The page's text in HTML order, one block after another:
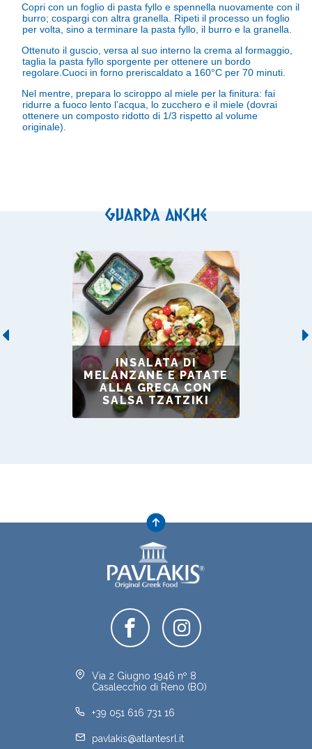
Copri con un foglio di pasta fyllo e spennella nuovamente con il
burro; cospargi con altra granella. Ripeti il processo un foglio
per volta, sino a terminare la pasta fyllo, il burro e la granella.
Ottenuto il guscio, versa al suo interno la crema al formaggio,
taglia la pasta fyllo sporgente per ottenere un bordo
regolare. Cuoci in forno preriscaldato a 160°C per 70 minuti.
Nel mentre, prepara lo sciroppo al miele per la finitura: fai
ridurre a fuoco lento l’acqua, lo zucchero e il miele (dovrai
ottenere un composto ridotto di 1/3 rispetto al volume
originale).
Guarda anche
Previous
INSALATA DI
MELANZANE E PATATE
ALLA GRECA CON
SALSA TZATZIKI
Via 2 Giugno 1946 nº 8
Casalecchio di Reno (BO)
+39 051 616 731 16
pavlakis@atlantesrl.it